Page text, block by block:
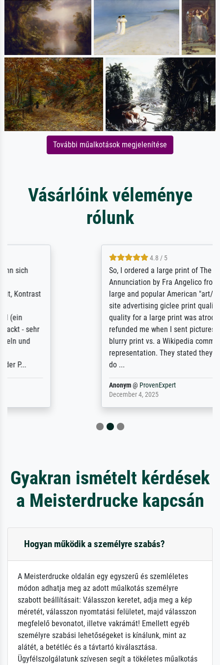
További műalkotások megjelenítése
Vásárlóink véleménye
rólunk
So, I ordered a large print of The
Annunciation by Fra Angelico from a very
large and popular American "art/poster"
site advertising giclee print quality. The
quality for a large print was atrocious. They
refunded me when I sent pictures of the
blurry print vs. a Wikipedia commons
representation. They stated they couldn't
Gyakran ismételt kérdések
a Meisterdrucke kapcsán
Hogyan működik a személyre szabás?
A Meisterdrucke oldalán egy egyszerű és szemléletes
módon adhatja meg az adott műalkotás személyre
szabott beállításait: Válasszon keretet, adja meg a kép
méretét, válasszon nyomtatási felületet, majd válasszon
megfelelő bevonatot, illetve vakrámát! Emellett egyéb
személyre szabási lehetőségeket is kínálunk, mint az
alátét, a betétléc és a távtartó kiválasztása.
Ügyfélszolgálatunk szívesen segít a tökéletes műalkotás